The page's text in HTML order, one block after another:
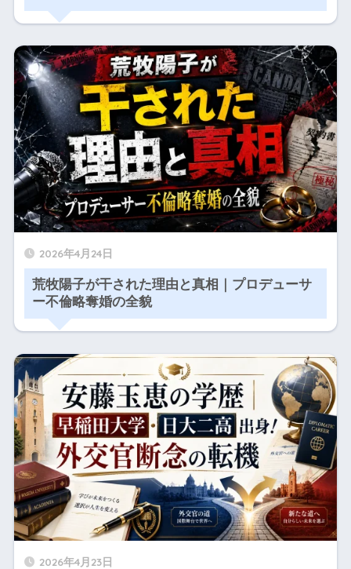
2026年4月24日
荒牧陽子が干された理由と真相｜プロデューサ
ー不倫略奪婚の全貌
2026年4月23日